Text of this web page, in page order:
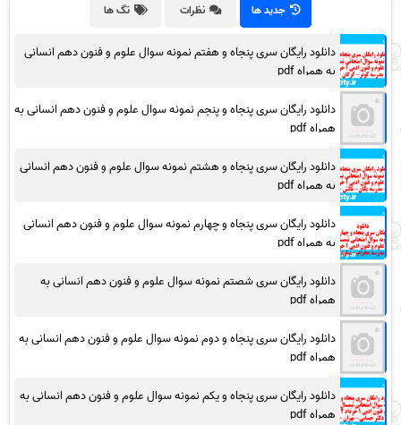
جدید ها نظرات تگ ها
دانلود رایگان سری پنجاه و هفتم نمونه سوال علوم و فنون دهم انسانی
به همراه pdf
دانلود رایگان سری پنجاه و پنجم نمونه سوال علوم و فنون دهم انسانی به
همراه pdf
دانلود رایگان سری پنجاه و هشتم نمونه سوال علوم و فنون دهم انسانی
به همراه pdf
دانلود رایگان سری پنجاه و چهارم نمونه سوال علوم و فنون دهم انسانی
به همراه pdf
دانلود رایگان سری شصتم نمونه سوال علوم و فنون دهم انسانی به
همراه pdf
دانلود رایگان سری پنجاه و دوم نمونه سوال علوم و فنون دهم انسانی به
همراه pdf
دانلود رایگان سری پنجاه و یکم نمونه سوال علوم و فنون دهم انسانی به
همراه pdf